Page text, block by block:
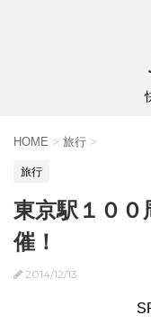
HOME > 旅行 >
旅行
東京駅１０
催！
2014/12/13